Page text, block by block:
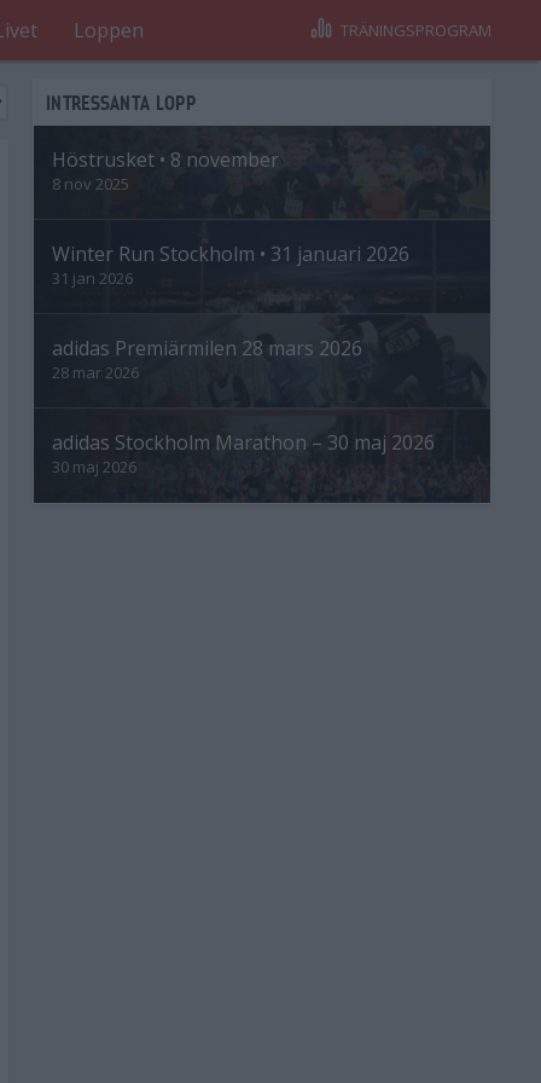
Loppen TRÄNINGSPROGRAM
INTRESSANTA LOPP
Höstrusket • 8 november
8 nov 2025
Winter Run Stockholm • 31 januari 2026
31 jan 2026
adidas Premiärmilen 28 mars 2026
28 mar 2026
adidas Stockholm Marathon – 30 maj 2026
30 maj 2026